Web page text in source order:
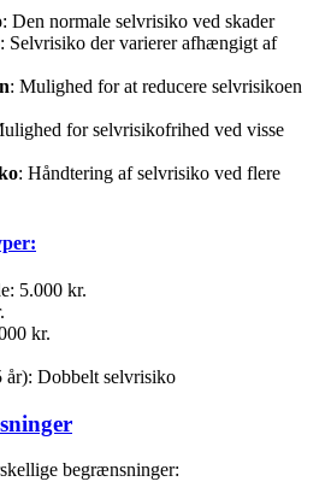
: Den normale selvrisiko ved skader
: Selvrisiko der varierer afhængigt af
: Mulighed for at reducere selvrisikoen
for selvrisikofrihed ved visse
: Håndtering af selvrisiko ved flere
5.000 kr.
kr.
år): Dobbelt selvrisiko
begrænsninger: